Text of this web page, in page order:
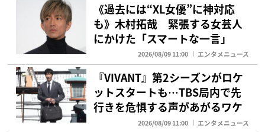
《過去には“XL女優”に神対応
も》木村拓哉 緊張する女芸人
にかけた「スマートな一言」
2026/08/09 11:00 エンタメニュース
『VIVANT』第2シーズンがロケ
ットスタートも…TBS局内で先
行きを危惧する声があがるワケ
2026/08/09 11:00 エンタメニュース